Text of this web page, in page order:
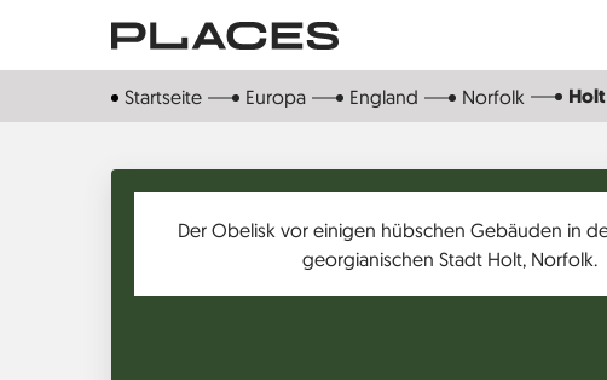
Inhalt
Startseite Europa England Norfolk Holt